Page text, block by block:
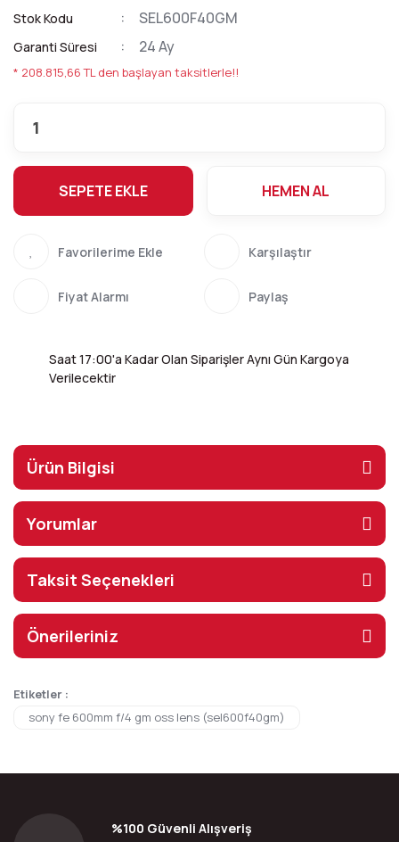
Stok Kodu SEL600F40GM
Garanti Süresi 24 Ay
* 208.815,66 TL den başlayan taksitlerle!!
SEPETE EKLE HEMEN AL
Karşılaştır
Fiyat Alarmı Paylaş
Saat 17:00'a Kadar Olan Siparişler Aynı Gün Kargoya
Verilecektir
Ürün Bilgisi
Yorumlar
Taksit Seçenekleri
Önerileriniz
Etiketler :
sony fe 600mm f/4 gm oss lens (sel600f40gm)
%100 Güvenli Alışveriş